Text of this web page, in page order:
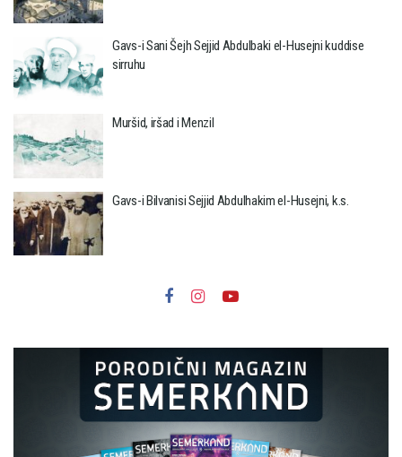
Gavs-i Sani Šejh Sejjid Abdulbaki el-Husejni kuddise
sirruhu
Muršid, iršad i Menzil
Gavs-i Bilvanisi Sejjid Abdulhakim el-Husejni, k.s.